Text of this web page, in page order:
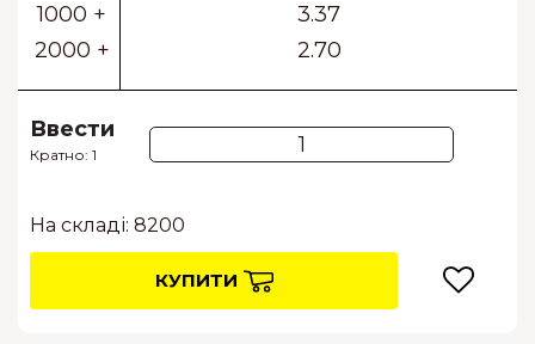
1000 +
2000 +
3.37
2.70
Ввести
Кратно: 1
На складі: 8200
КУПИТИ